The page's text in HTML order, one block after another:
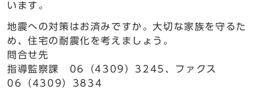
います。
地震への対策はお済みですか。大切な家族を守るた
め、住宅の耐震化を考えましょう。
問合せ先
指導監察課 06（4309）3245、ファクス
06（4309）3834